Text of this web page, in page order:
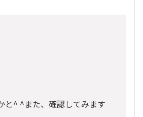
と^ ^また、確認してみます